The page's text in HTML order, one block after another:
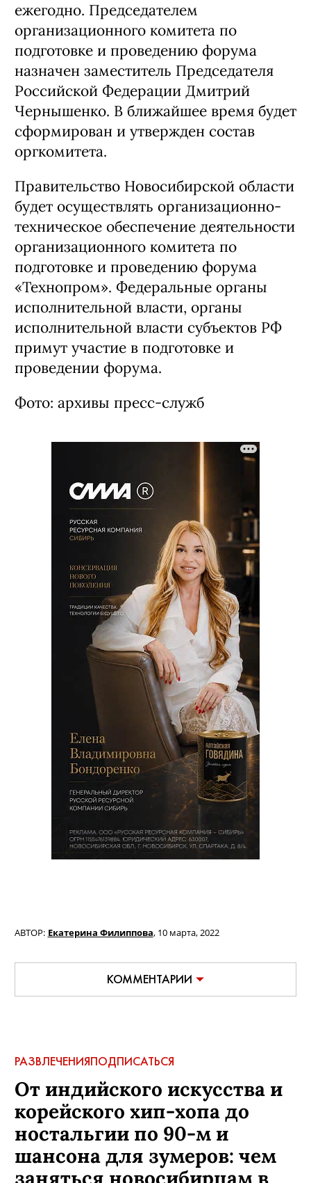
ежегодно. Председателем
организационного комитета по
подготовке и проведению форума
назначен заместитель Председателя
Российской Федерации Дмитрий
Чернышенко. В ближайшее время будет
сформирован и утвержден состав
оргкомитета.
Правительство Новосибирской области
будет осуществлять организационно-
техническое обеспечение деятельности
организационного комитета по
подготовке и проведению форума
«Технопром». Федеральные органы
исполнительной власти, органы
исполнительной власти субъектов РФ
примут участие в подготовке и
проведении форума.
Фото: архивы пресс-служб
АВТОР: Екатерина Филиппова, 10 марта, 2022
КОММЕНТАРИИ
РАЗВЛЕЧЕНИЯПОДПИСАТЬСЯ
От индийского искусства и
корейского хип-хопа до
ностальгии по 90-м и
шансона для зумеров: чем